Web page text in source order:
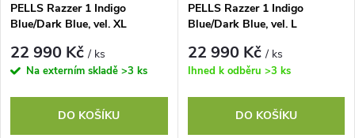
PELLS Razzer 1 Indigo
Blue/Dark Blue, vel. XL
22 990 Kč/ ks
Na externím skladě >3 ks
DO KOŠÍKU
PELLS Razzer 1 Indigo
Blue/Dark Blue, vel. L
22 990 Kč/ ks
Ihned k odběru >3 ks
DO KOŠÍKU